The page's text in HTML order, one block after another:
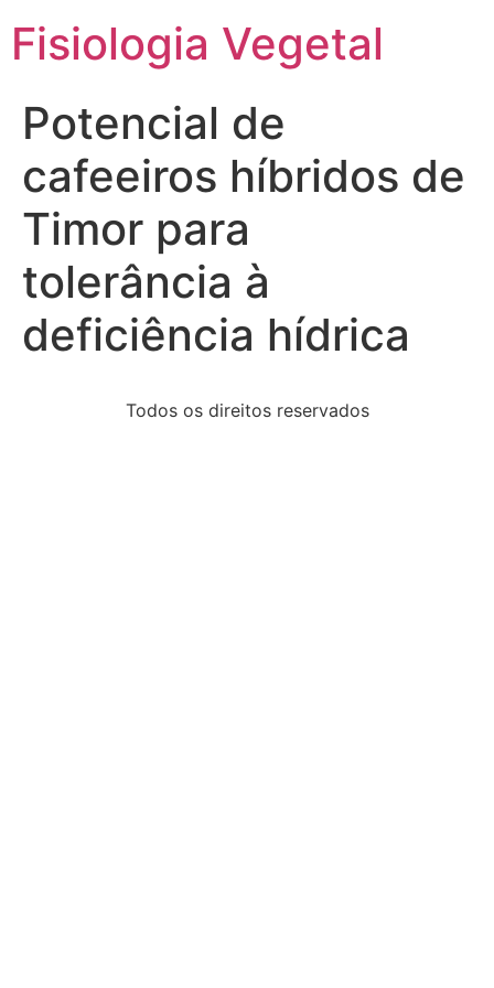
Fisiologia Vegetal
Potencial de
cafeeiros híbridos de
Timor para
tolerância à
deficiência hídrica
Todos os direitos reservados